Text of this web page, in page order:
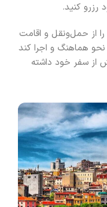
رزرو کنید.
از حمل‌ونقل و اقامت
هماهنگ و اجرا کند
از سفر خود داشته